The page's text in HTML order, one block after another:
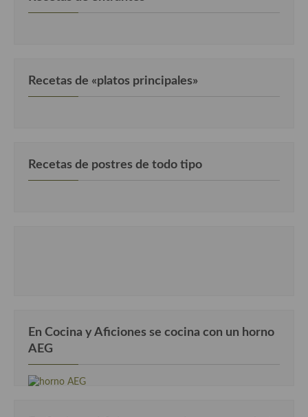
Recetas de «platos principales»
Recetas de postres de todo tipo
En Cocina y Aficiones se cocina con un horno
AEG